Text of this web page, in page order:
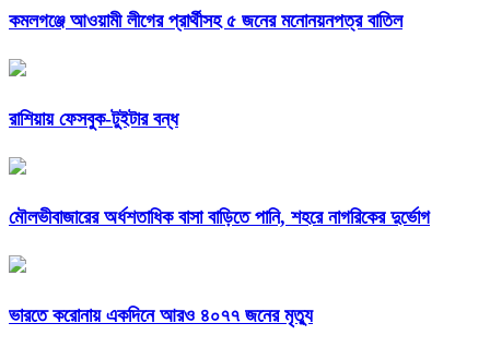
কমলগঞ্জে আওয়ামী লীগের প্রার্থীসহ ৫ জনের মনোনয়নপত্র বাতিল
রাশিয়ায় ফেসবুক-টুইটার বন্ধ
মৌলভীবাজারের অর্ধশতাধিক বাসা বাড়িতে পানি, শহরে নাগরিকের দুর্ভোগ
ভারতে করোনায় একদিনে আরও ৪০৭৭ জনের মৃত্যু